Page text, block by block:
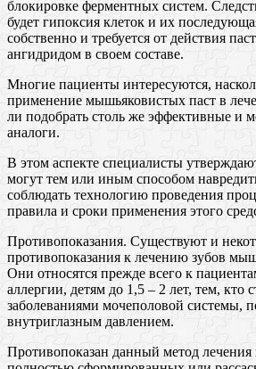
блокировке ферментных систем.
будет гипоксия клеток и их
собственно и требуется от действия
ангидридом в своем составе.
Многие пациенты интересуются,
применение мышьяковистых паст в
ли подобрать столь же эффективные и
аналоги.
В этом аспекте специалисты
могут тем или иным способом
соблюдать технологию проведения
правила и сроки применения этого
Противопоказания. Существуют и
противопоказания к лечению зубов
Они относятся прежде всего к
аллергии, детям до 1,5 – 2 лет, тем, кто
заболеваниями мочеполовой системы,
внутриглазным давлением.
Противопоказан данный метод